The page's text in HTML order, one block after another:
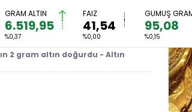
GRAM ALTIN
6.519,95
%0,37
FAİZ
41,54
%0,00
GÜMÜŞ
95,08
%0,15
2 gram altın doğurdu - Altın